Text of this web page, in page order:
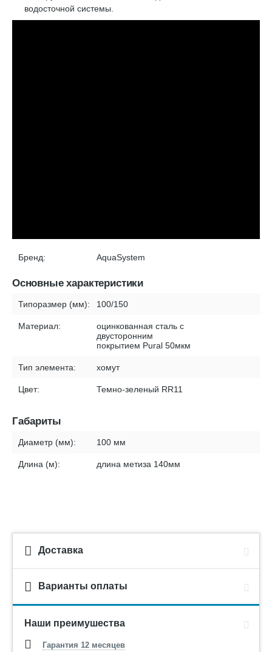
водосточной системы.
Бренд: AquaSystem
Основные характеристики
Типоразмер (мм): 100/150
Материал:
оцинкованная сталь с
двусторонним
покрытием Pural 50мкм
Тип элемента: хомут
Цвет: Темно-зеленый RR11
Габариты
Диаметр (мм): 100 мм
Длина (м): длина метиза 140мм
Доставка
Варианты оплаты
Наши преимушества
Гарантия 12 месяцев